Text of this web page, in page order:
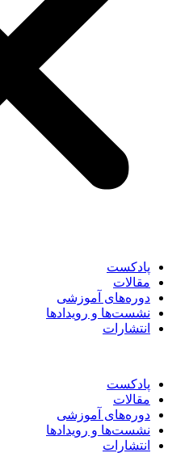
پادکست
مقالات
دوره‌های آموزشی
نشست‌ها و رویدادها
انتشارات
پادکست
مقالات
دوره‌های آموزشی
نشست‌ها و رویدادها
انتشارات